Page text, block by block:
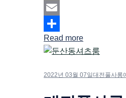
Mastodon
Email
Share
Read more
2022년 03월 07일 대전풀사롱